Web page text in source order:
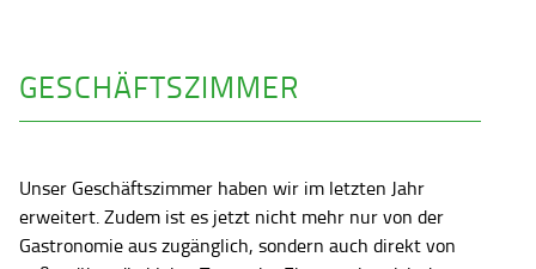
GESCHÄFTSZIMMER
Unser Geschäftszimmer haben wir im letzten Jahr
erweitert. Zudem ist es jetzt nicht mehr nur von der
Gastronomie aus zugänglich, sondern auch direkt von